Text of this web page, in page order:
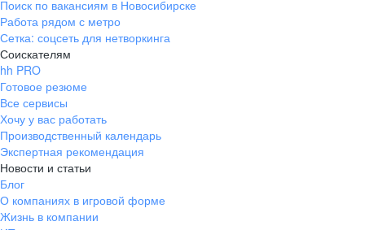
Поиск по вакансиям в Новосибирске
Работа рядом с метро
Сетка: соцсеть для нетворкинга
Соискателям
hh PRO
Готовое резюме
Все сервисы
Хочу у вас работать
Производственный календарь
Экспертная рекомендация
Новости и статьи
Блог
О компаниях в игровой форме
Жизнь в компании